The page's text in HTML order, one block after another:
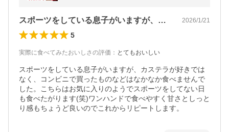
スポーツをしている息子がいますが、カス… 2026/1/21
5
実際に食べてみたおいしさの評価 ： とてもおいしい
スポーツをしている息子がいますが、カステラが好きでは
なく、コンビニで買ったものなどはなかなか食べませんで
した。こちらはお気に入りのようでスポーツをしてない日
も食べたがります(笑)ワンハンドで食べやすく甘さとしっと
り感もちょうど良いのでこれからリピートします。